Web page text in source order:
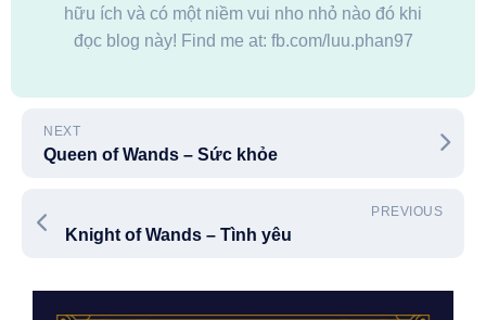
hữu ích và có một niềm vui nho nhỏ nào đó khi
đọc blog này! Find me at: fb.com/luu.phan97
NEXT
Queen of Wands – Sức khỏe
PREVIOUS
Knight of Wands – Tình yêu